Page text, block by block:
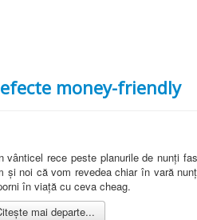
money-friendly
vânticel rece peste planurile de nunți
și noi că vom revedea chiar în vară
în viață cu ceva cheag.
mai departe...